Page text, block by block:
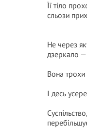
Її тіло
сльози
Не через
дзеркало —
Вона трохи
І десь